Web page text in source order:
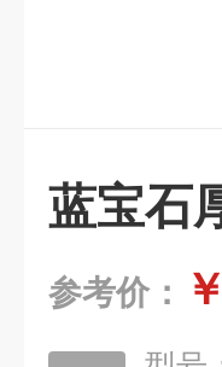
蓝宝石
参考价： ￥